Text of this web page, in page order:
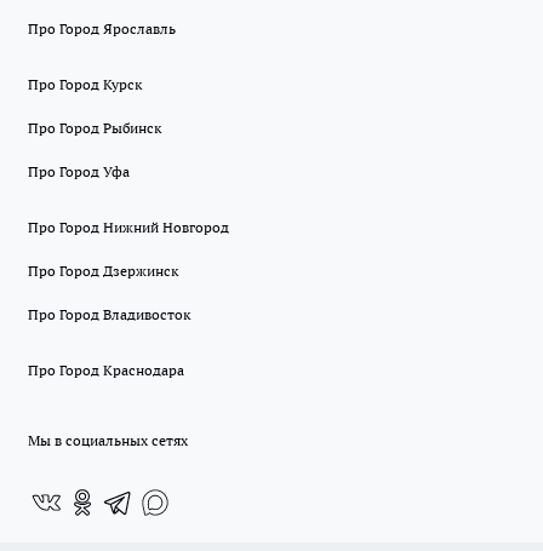
Про Город Ярославль
Про Город Курск
Про Город Рыбинск
Про Город Уфа
Про Город Нижний Новгород
Про Город Дзержинск
Про Город Владивосток
Про Город Краснодара
Мы в социальных сетях